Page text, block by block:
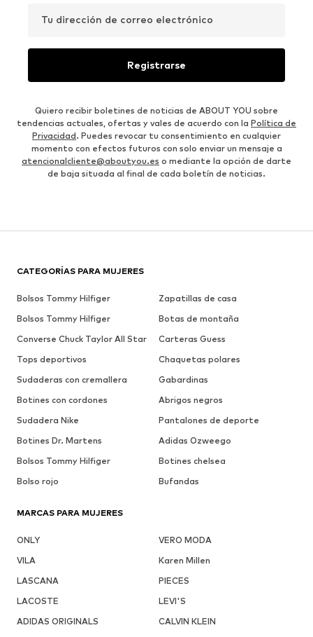
Tu dirección de correo electrónico
Registrarse
Quiero recibir boletines de noticias de ABOUT YOU sobre
tendencias actuales, ofertas y vales de acuerdo con la Política de
Privacidad. Puedes revocar tu consentimiento en cualquier
momento con efectos futuros con solo enviar un mensaje a
atencionalcliente@aboutyou.es o mediante la opción de darte
de baja situada al final de cada boletín de noticias.
CATEGORÍAS PARA MUJERES
Bolsos Tommy Hilfiger
Zapatillas de casa
Bolsos Tommy Hilfiger
Botas de montaña
Converse Chuck Taylor All Star
Carteras Guess
Tops deportivos
Chaquetas polares
Sudaderas con cremallera
Gabardinas
Botines con cordones
Abrigos negros
Sudadera Nike
Pantalones de deporte
Botines Dr. Martens
Adidas Ozweego
Bolsos Tommy Hilfiger
Botines chelsea
Bolso rojo
Bufandas
MARCAS PARA MUJERES
ONLY
VERO MODA
VILA
Karen Millen
LASCANA
PIECES
LACOSTE
LEVI'S
ADIDAS ORIGINALS
CALVIN KLEIN